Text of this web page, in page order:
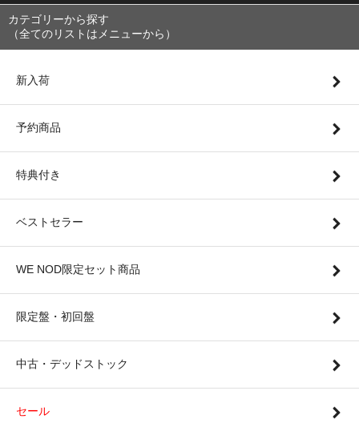
カテゴリーから探す
（全てのリストはメニューから）
新入荷
予約商品
特典付き
ベストセラー
WE NOD限定セット商品
限定盤・初回盤
中古・デッドストック
セール